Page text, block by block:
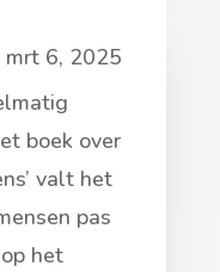
mrt 6, 2025
boek over
valt het
pas
het